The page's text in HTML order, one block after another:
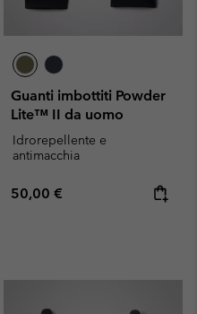
Guanti imbottiti Powder
Lite™ II da uomo
Idrorepellente e
antimacchia
Regular price:
50,00 €